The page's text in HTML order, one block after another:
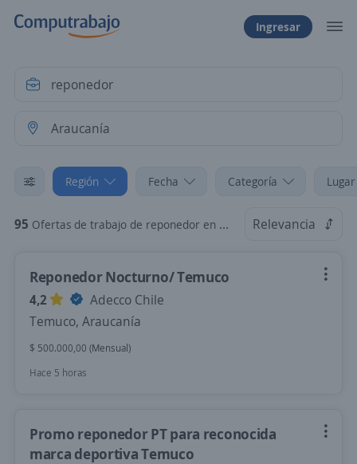
Ingresar
Región Fecha Categoría
95 Ofertas de trabajo de reponedor en Araucanía Relevancia
Reponedor Nocturno/ Temuco
4,2
Adecco Chile
Temuco, Araucanía
$ 500.000,00 (Mensual)
Hace 5 horas
Promo reponedor PT para reconocida
marca deportiva Temuco